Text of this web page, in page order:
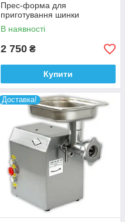
Прес-форма для
приготування шинки
В наявності
2 750 ₴
Купити
Доставка!